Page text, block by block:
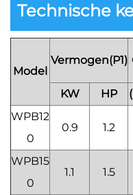
Technische
Model
Vermogen(P1)
KW
HP
WPB12
0
0.9 1.2
WPB15
0
1.1 1.5